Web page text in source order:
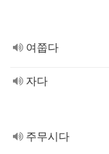
여쭙다
자다
주무시다